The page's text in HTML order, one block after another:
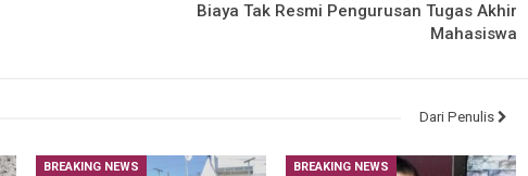
Biaya Tak Resmi Pengurusan Tugas Akhir
Mahasiswa
Dari Penulis
BREAKING NEWS BREAKING NEWS